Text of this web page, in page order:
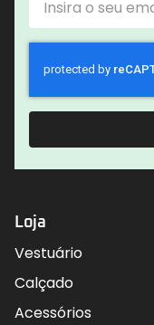
Loja
Vestuário
Calçado
Acessórios